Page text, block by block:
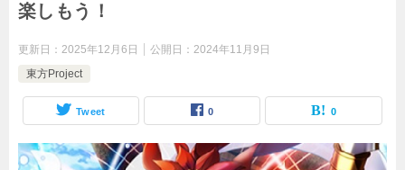
楽しもう！
更新日： 2025年12月6日 公開日： 2024年11月9日
東方Project
Tweet 0 0